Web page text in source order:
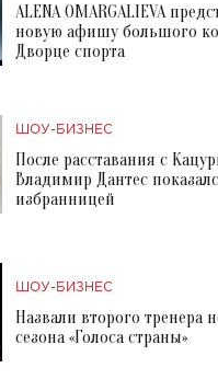
ALENA OMARGALIEVA
новую афишу большого
Дворце спорта
ШОУ-БИЗНЕС
После расставания с
Владимир Дантес
избранницей
ШОУ-БИЗНЕС
Назвали второго тренера
сезона «Голоса страны»